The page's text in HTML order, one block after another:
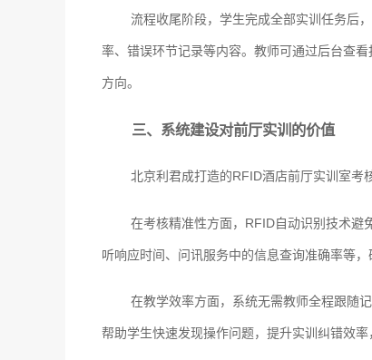
流程收尾阶段，学生完成全部实训任务后
率、错误环节记录等内容。教师可通过后台查
方向。
三、系统建设对前厅实训的价值
北京利君成打造的RFID酒店前厅实训室考
在考核精准性方面，RFID自动识别技术避
听响应时间、问讯服务中的信息查询准确率等
在教学效率方面，系统无需教师全程跟随
帮助学生快速发现操作问题，提升实训纠错效率